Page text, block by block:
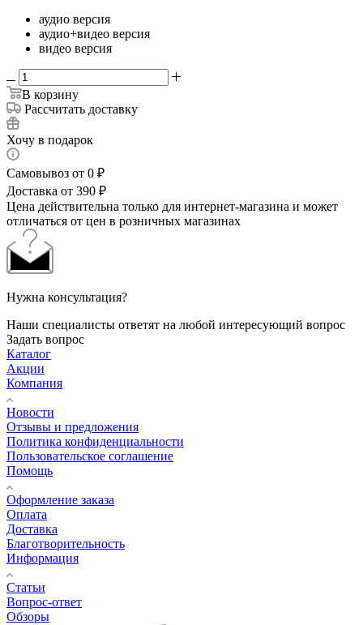
аудио версия
аудио+видео версия
видео версия
В корзину
Рассчитать доставку
Хочу в подарок
Самовывоз от 0 ₽
Доставка от 390 ₽
Цена действительна только для интернет-магазина и может
отличаться от цен в розничных магазинах
Нужна консультация?
Наши специалисты ответят на любой интересующий вопрос
Задать вопрос
Каталог
Акции
Компания
Новости
Отзывы и предложения
Политика конфиденциальности
Пользовательское соглашение
Помощь
Оформление заказа
Оплата
Доставка
Благотворительность
Информация
Статьи
Вопрос-ответ
Обзоры